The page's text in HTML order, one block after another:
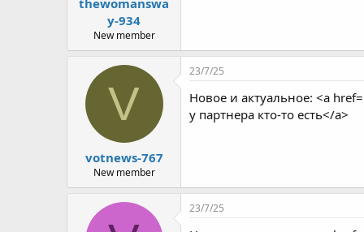
thewomanswa
y-934
New member
V
votnews-767
New member
23/7/25
Новое и актуальное: <a href=
у партнера кто-то есть</a>
23/7/25